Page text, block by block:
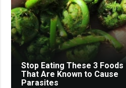
k
p
m
s
n
i
k
i
s
t
Stop Eating These 3 Foods
That Are Known to Cause
Parasites